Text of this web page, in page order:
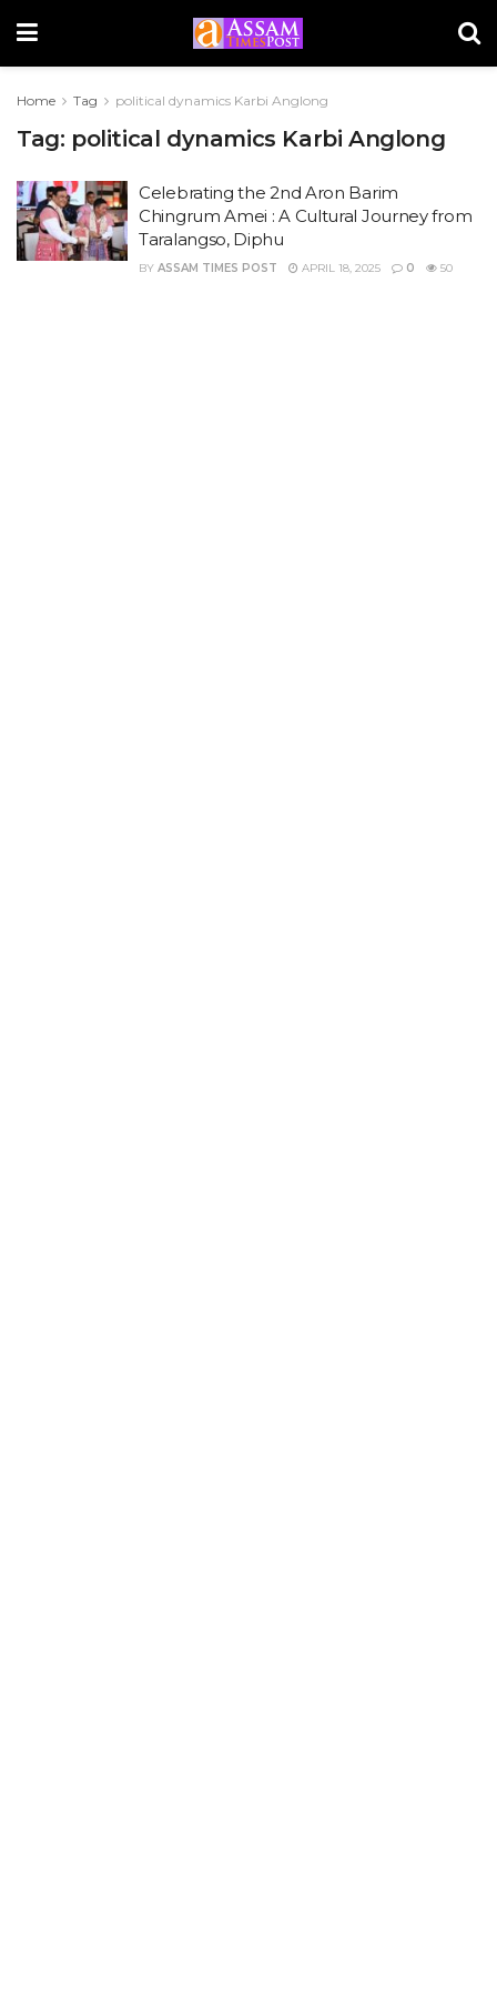
Home Tag political dynamics Karbi Anglong
Tag: political dynamics Karbi Anglong
Celebrating the 2nd Aron Barim
Chingrum Amei : A Cultural Journey from
Taralangso, Diphu
BY ASSAM TIMES POST APRIL 18, 2025 0 50